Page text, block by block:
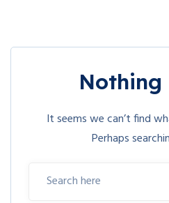
Nothing
It seems we can’t find
Perhaps